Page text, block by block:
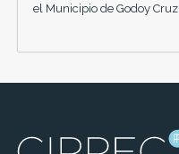
el Municipio de Godoy Cruz